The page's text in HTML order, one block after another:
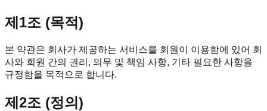
제1조 (목적)
본 약관은 회사가 제공하는 서비스를 회원이 이용함에 있어 회
사와 회원 간의 권리, 의무 및 책임 사항, 기타 필요한 사항을
규정함을 목적으로 합니다.
제2조 (정의)